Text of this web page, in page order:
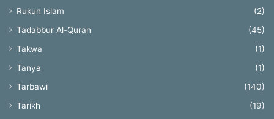
Rukun Islam
(2)
Tadabbur Al-Quran
(45)
Takwa
(1)
Tanya
(1)
Tarbawi
(140)
Tarikh
(19)